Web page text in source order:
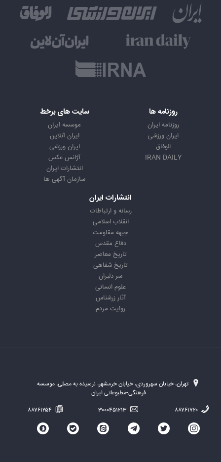
روزنامه ها
روزنامه ایران
ایران ورزشی
الوفاق
IRAN DAILY
سایت های برخط
موسسه ایران
ایران آنلاین
ایران ورزشی
آژانس عکس
انتشارات ایران
سازمان آگهی ها
انتشارات ایران
رسانه و ارتباطات
انقلاب اسلامی
جبهه مقاومت
دفاع مقدس
تاریخ معاصر
تاریخ شفاهی
سر دلبران
علوم انسانی
آثار زرشناس
روایت مردم
تهران، خیابان سهروردی، خیابان خرمشهر، نرسیده به مصلی، موسسه
فرهنگی-مطبوعاتی ایران